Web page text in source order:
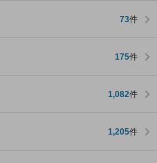
73件
175件
1,082件
1,205件